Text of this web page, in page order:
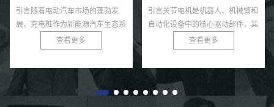
引言随着电动汽车市场的蓬勃发
展，充电桩作为新能源汽车生态系
统的核心基础设施，其性能和可靠
性直接影响用户体验和电网安全。
查看更多
引言关节电机是机器人、机械臂和
自动化设备中的核心驱动部件，其
力矩输出直接决定了系统的运动精
度、负载能力和稳定性。无论是工
节...
查看更多